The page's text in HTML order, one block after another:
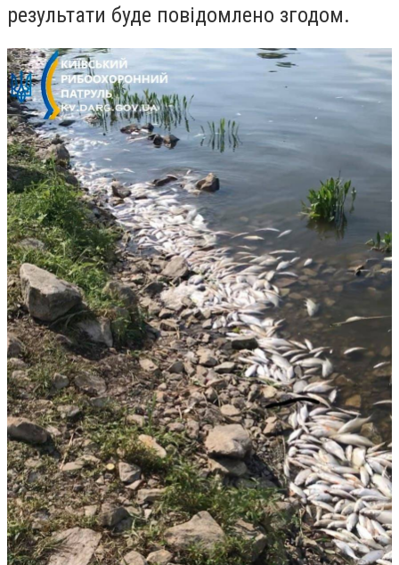
результати буде повідомлено згодом.